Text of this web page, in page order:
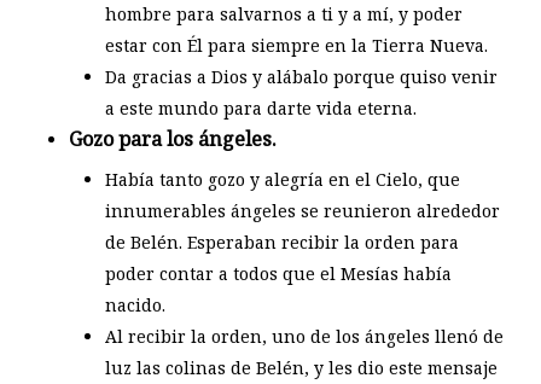
hombre para salvarnos a ti y a mí, y poder
estar con Él para siempre en la Tierra Nueva.
Da gracias a Dios y alábalo porque quiso venir
a este mundo para darte vida eterna.
Gozo para los ángeles.
Había tanto gozo y alegría en el Cielo, que
innumerables ángeles se reunieron alrededor
de Belén. Esperaban recibir la orden para
poder contar a todos que el Mesías había
nacido.
Al recibir la orden, uno de los ángeles llenó de
luz las colinas de Belén, y les dio este mensaje